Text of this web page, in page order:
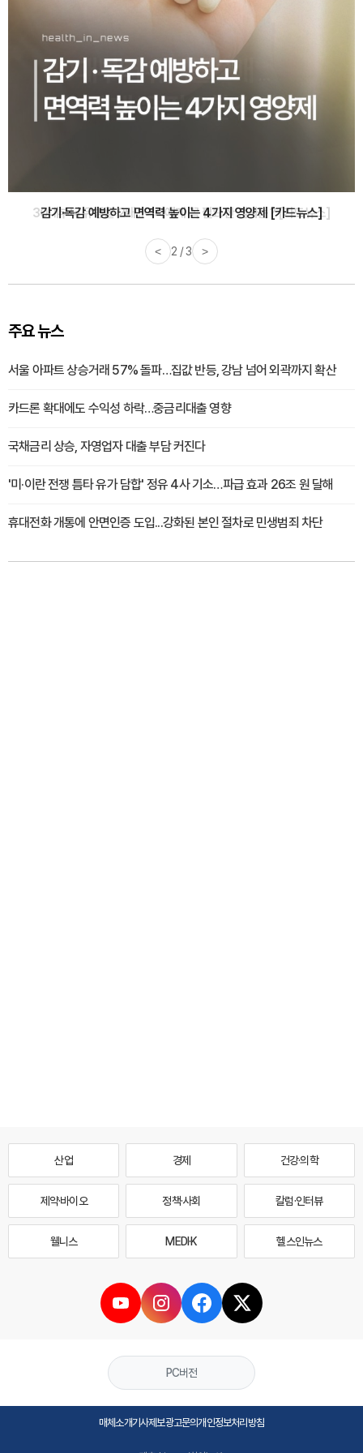
감기·독감 예방하고 면역력 높이는 4가지 영양제 [카드뉴스]
< 3 / 3 >
주요 뉴스
서울 아파트 상승거래 57% 돌파…집값 반등, 강남 넘어 외곽까지 확산
카드론 확대에도 수익성 하락…중금리대출 영향
국채금리 상승, 자영업자 대출 부담 커진다
'미·이란 전쟁 틈타 유가 담합' 정유 4사 기소…파급 효과 26조 원 달해
휴대전화 개통에 안면인증 도입...강화된 본인 절차로 민생범죄 차단
산업 경제 건강·의학
제약·바이오 정책·사회 칼럼·인터뷰
웰니스 MEDI·K 헬스인뉴스
PC버전
매체소개기사제보광고문의개인정보처리방침